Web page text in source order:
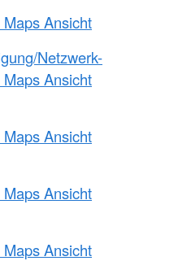
Ansicht
Netzwerk-
Ansicht
Ansicht
Ansicht
Ansicht